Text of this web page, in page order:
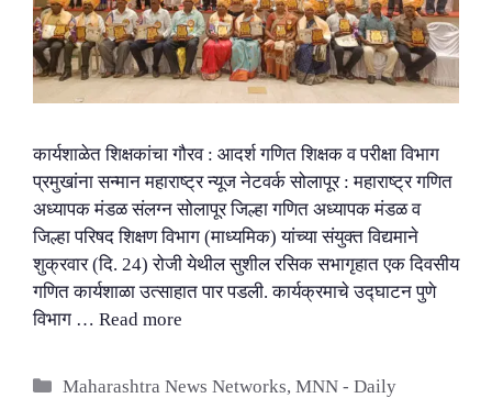
कार्यशाळेत शिक्षकांचा गौरव : आदर्श गणित शिक्षक व परीक्षा विभाग
प्रमुखांना सन्मान महाराष्ट्र न्यूज नेटवर्क सोलापूर : महाराष्ट्र गणित
अध्यापक मंडळ संलग्न सोलापूर जिल्हा गणित अध्यापक मंडळ व
जिल्हा परिषद शिक्षण विभाग (माध्यमिक) यांच्या संयुक्त विद्यमाने
शुक्रवार (दि. 24) रोजी येथील सुशील रसिक सभागृहात एक दिवसीय
गणित कार्यशाळा उत्साहात पार पडली. कार्यक्रमाचे उद्घाटन पुणे
विभाग … Read more
Categories
Maharashtra News Networks,MNN - Daily